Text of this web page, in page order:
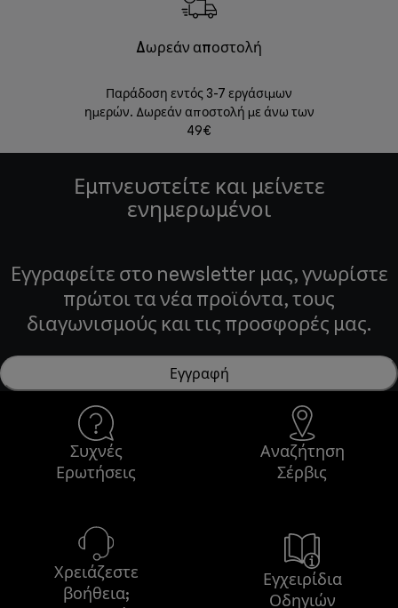
Δωρεάν αποστολή
Παράδοση εντός 3-7 εργάσιμων
ημερών. Δωρεάν αποστολή με άνω των
49€
Εμπνευστείτε και μείνετε
ενημερωμένοι
Εγγραφείτε στο newsletter μας, γνωρίστε
πρώτοι τα νέα προϊόντα, τους
διαγωνισμούς και τις προσφορές μας.
Εγγραφή
Συχνές
Ερωτήσεις
Αναζήτηση
Σέρβις
Χρειάζεστε
βοήθεια;
Εγχειρίδια
Οδηγιών